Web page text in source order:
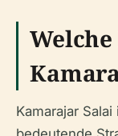
Kamarajar